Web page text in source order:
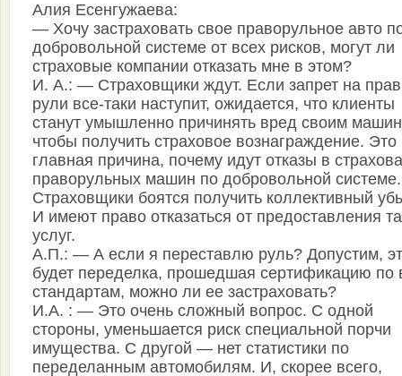
Алия Есенгужаева:
— Хочу застраховать свое праворульное авто
добровольной системе от всех рисков, могут ли
страховые компании отказать мне в этом?
И. А.: — Страховщики ждут. Если запрет на
рули все-таки наступит, ожидается, что клиенты
станут умышленно причинять вред своим
чтобы получить страховое вознаграждение. Это
главная причина, почему идут отказы в
праворульных машин по добровольной системе.
Страховщики боятся получить коллективный
И имеют право отказаться от предоставления
услуг.
А.П.: — А если я переставлю руль? Допустим,
будет переделка, прошедшая сертификацию по
стандартам, можно ли ее застраховать?
И.А. : — Это очень сложный вопрос. С одной
стороны, уменьшается риск специальной порчи
имущества. С другой — нет статистики по
переделанным автомобилям. И, скорее всего,